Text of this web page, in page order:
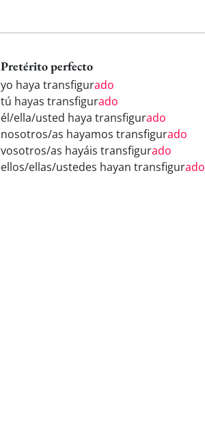
Pretérito perfecto
yo haya transfigurado
tú hayas transfigurado
él/ella/usted haya transfigurado
nosotros/as hayamos transfigurado
vosotros/as hayáis transfigurado
ellos/ellas/ustedes hayan transfigurado